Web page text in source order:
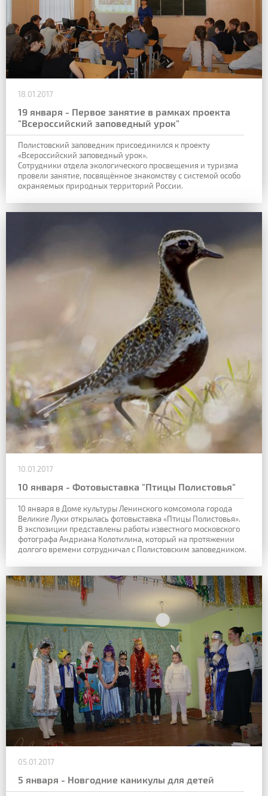
18.01.2017
19 января - Первое занятие в рамках проекта
"Всероссийский заповедный урок"
Полистовский заповедник присоединился к проекту
«Всероссийский заповедный урок».
Сотрудники отдела экологического просвещения и туризма
провели занятие, посвящённое знакомству с системой особо
охраняемых природных территорий России.
10.01.2017
10 января - Фотовыставка "Птицы Полистовья"
10 января в Доме культуры Ленинского комсомола города
Великие Луки открылась фотовыставка «Птицы Полистовья».
В экспозиции представлены работы известного московского
фотографа Андриана Колотилина, который на протяжении
долгого времени сотрудничал с Полистовским заповедником.
05.01.2017
5 января - Новгодние каникулы для детей